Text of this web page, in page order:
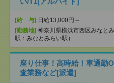
[給 与] 日給13,000円～
[勤務地] 神奈川県横浜市西区みなと
駅：みなとみらい駅）
座り仕事！高時給！車通勤
査業務など[派遣]